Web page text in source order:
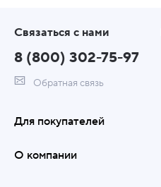
Связаться с нами
8 (800) 302-75-97
Обратная связь
Для покупателей
О компании